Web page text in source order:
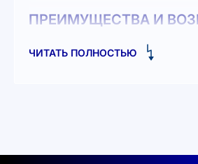
ПРЕИМУЩЕСТВА И
Аккумулятор способный
энергии, что позволяет вам
вашего дома или бизнеса.
ЧИТАТЬ ПОЛНОСТЬЮ